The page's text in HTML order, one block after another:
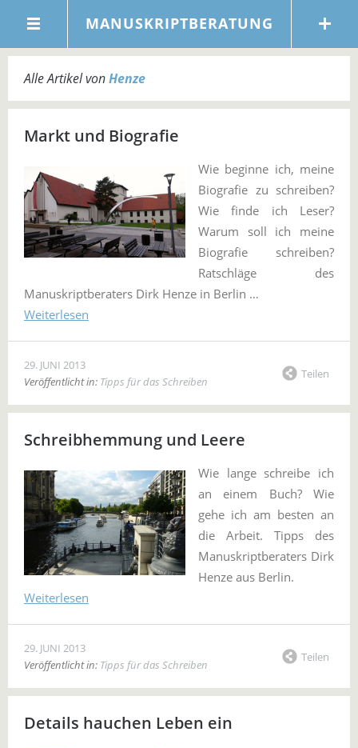
MANUSKRIPTBERATUNG
Alle Artikel vonHenze
Markt und Biografie
Wie beginne ich, meine
Biografie zu schreiben?
Wie finde ich Leser?
Warum soll ich meine
Biografie schreiben?
Ratschläge des
Manuskriptberaters Dirk Henze in Berlin …
Weiterlesen
29. JUNI 2013
Veröffentlicht in: Tipps für das Schreiben
Teilen
Schreibhemmung und Leere
Wie lange schreibe ich
an einem Buch? Wie
gehe ich am besten an
die Arbeit. Tipps des
Manuskriptberaters Dirk
Henze aus Berlin.
Weiterlesen
29. JUNI 2013
Veröffentlicht in: Tipps für das Schreiben
Teilen
Details hauchen Leben ein